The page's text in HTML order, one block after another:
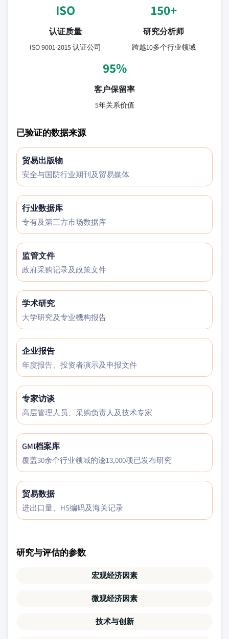
ISO
认证质量
ISO 9001-2015 认证公司
150+
研究分析师
跨越10多个行业领域
95%
客户保留率
5年关系价值
已验证的数据来源
贸易出版物
安全与国防行业期刊及贸易媒体
行业数据库
专有及第三方市场数据库
监管文件
政府采购记录及政策文件
学术研究
大学研究及专业機构报告
企业报告
年度报告、投资者演示及申报文件
专家访谈
高层管理人员、采购负责人及技术专家
GMI档案库
覆盖30余个行业领域的逶13,000项已发布研究
贸易数据
进出口量、HS编码及海关记录
研究与评估的参数
宏观经济因素
微观经济因素
技术与创新